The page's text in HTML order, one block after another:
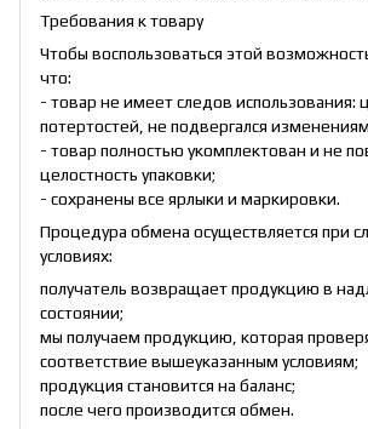
Требования к товару
Чтобы воспользоваться этой
что:
- товар не имеет следов использования:
потертостей, не подвергался
- товар полностью укомплектован и не
целостность упаковки;
- сохранены все ярлыки и маркировки.
Процедура обмена осуществляется при
условиях:
получатель возвращает продукцию в
состоянии;
мы получаем продукцию, которая
соответствие вышеуказанным условиям;
продукция становится на баланс;
после чего производится обмен.